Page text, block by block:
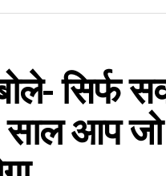
सिर्फ
आप